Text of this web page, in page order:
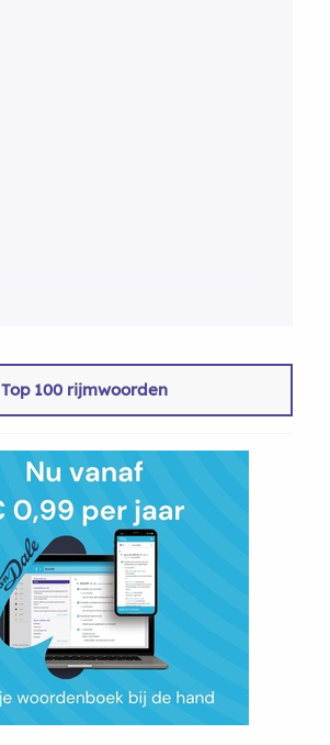
Top 100 rijmwoorden